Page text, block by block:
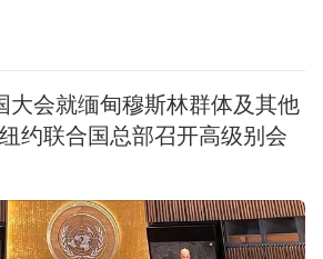
大会就缅甸穆斯林群体及其他
约联合国总部召开高级别会